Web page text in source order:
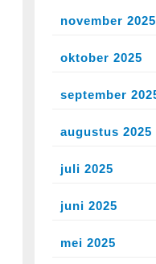
november 2025
oktober 2025
september
augustus 2025
juli 2025
juni 2025
mei 2025